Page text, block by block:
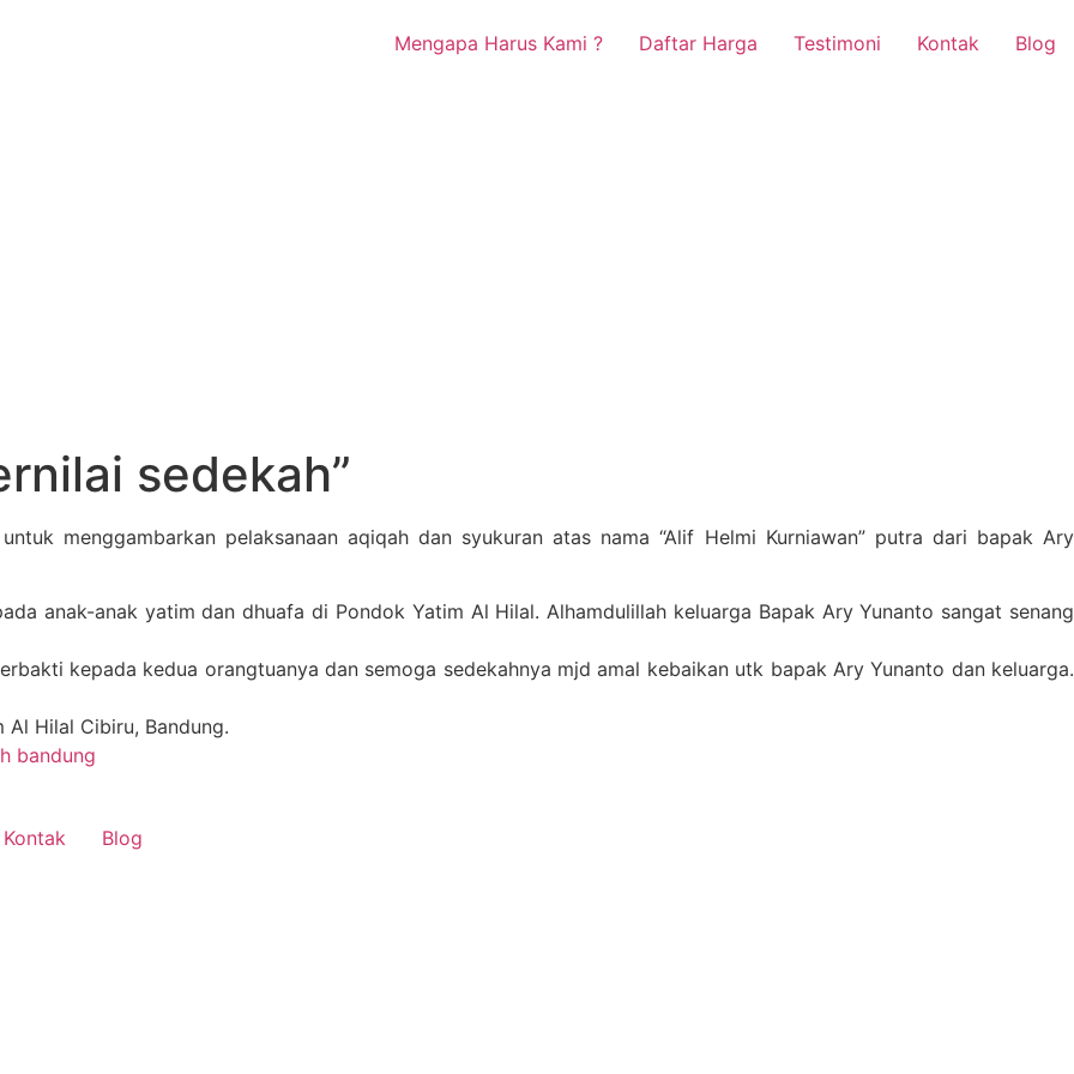
Mengapa Harus Kami ? Daftar Harga Testimoni Kontak Blog
sedekah”
menggambarkan pelaksanaan aqiqah dan syukuran atas nama “Alif Helmi Kurniawan” putra dari bapak Ary
anak-anak yatim dan dhuafa di Pondok Yatim Al Hilal. Alhamdulillah keluarga Bapak Ary Yunanto sangat senang
kepada kedua orangtuanya dan semoga sedekahnya mjd amal kebaikan utk bapak Ary Yunanto dan keluarga.
Al Hilal Cibiru, Bandung.
Kontak Blog